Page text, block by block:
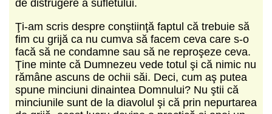
de distrugere a sufletului.
Ţi-am scris despre conştiinţă faptul că trebuie să
fim cu grijă ca nu cumva să facem ceva care s-o
facă să ne condamne sau să ne reproşeze ceva.
Ţine minte că Dumnezeu vede totul şi că nimic nu
rămâne ascuns de ochii săi. Deci, cum aş putea
spune minciuni dinaintea Domnului? Nu ştii că
minciunile sunt de la diavolul şi că prin nepurtarea